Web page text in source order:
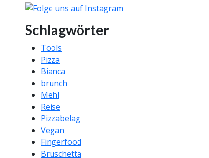
Schlagwörter
Tools
Pizza
Bianca
brunch
Mehl
Reise
Pizzabelag
Vegan
Fingerfood
Bruschetta